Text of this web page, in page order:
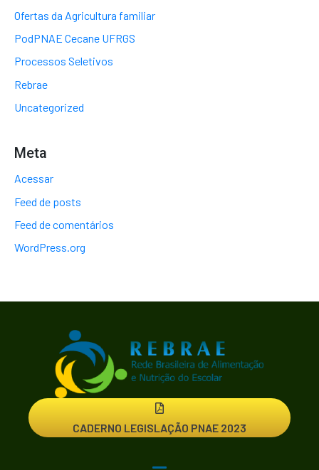
Ofertas da Agricultura familiar
PodPNAE Cecane UFRGS
Processos Seletivos
Rebrae
Uncategorized
Meta
Acessar
Feed de posts
Feed de comentários
WordPress.org
CADERNO LEGISLAÇÃO PNAE 2023